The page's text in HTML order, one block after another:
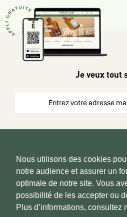
Nous utilisons des cookies
notre audience et assurer un
optimale de notre site. Vous
possibilité de les accepter ou
Plus d’informations, consultez
Je veux tout
Copyright 2026 © www.hadeen-place.fr
Based on Kate&You MarketPlace’ solution
ESPACE INFORMATIONS PAIEMENT